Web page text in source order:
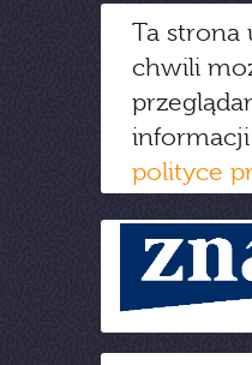
Ta strona
chwili
polityce